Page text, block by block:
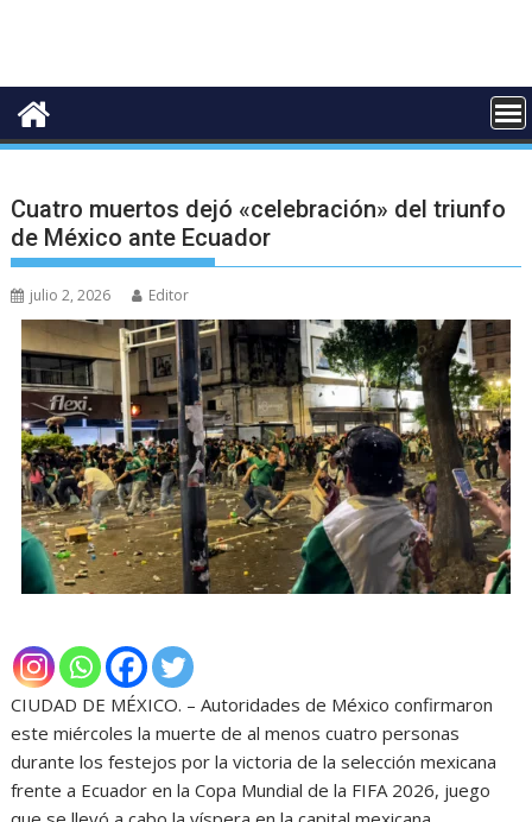
Cuatro muertos dejó «celebración» del triunfo
de México ante Ecuador
julio 2, 2026 Editor
CIUDAD DE MÉXICO. – Autoridades de México confirmaron
este miércoles la muerte de al menos cuatro personas
durante los festejos por la victoria de la selección mexicana
frente a Ecuador en la Copa Mundial de la FIFA 2026, juego